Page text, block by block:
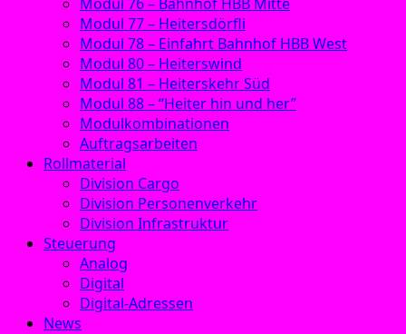
Modul 77 – Heitersdörfli
Modul 78 – Einfahrt Bahnhof HBB West
Modul 80 – Heiterswind
Modul 81 – Heiterskehr Süd
Modul 88 – “Heiter hin und her”
Modulkombinationen
Auftragsarbeiten
Rollmaterial
Division Cargo
Division Personenverkehr
Division Infrastruktur
Steuerung
Analog
Digital
Digital-Adressen
News